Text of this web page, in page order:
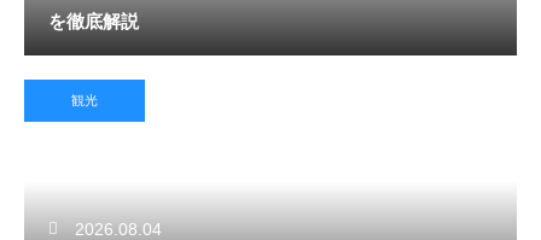
を徹底解説
観光
2026.08.04